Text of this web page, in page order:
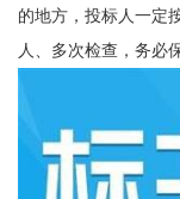
的地方，投标人一定
人、多次检查，务必